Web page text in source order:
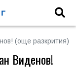
(още разкрития)
Виденов!